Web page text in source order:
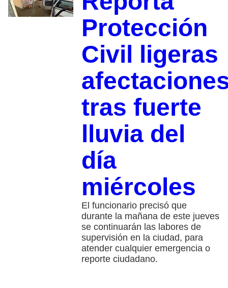
Protección
Civil ligeras
tras fuerte
lluvia del
día
miércoles
El funcionario precisó que
durante la mañana de este jueves
se continuarán las labores de
supervisión en la ciudad, para
atender cualquier emergencia o
reporte ciudadano.